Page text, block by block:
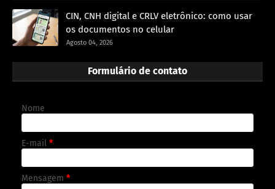
CIN, CNH digital e CRLV eletrônico: como usar
os documentos no celular
Agosto 04, 2026
Formulário de contato
Nome
E-mail *
Mensagem *